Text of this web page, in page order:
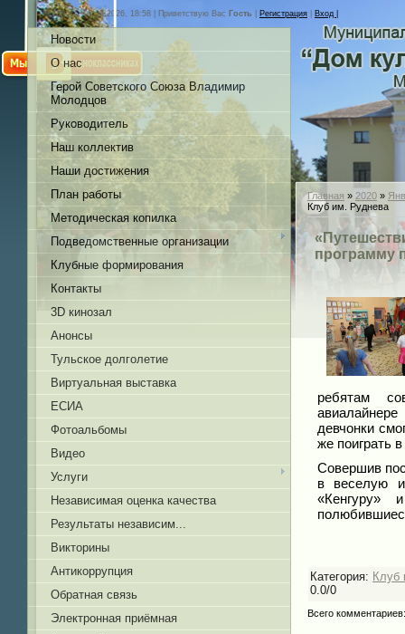
Суббота, 08.08.2026, 18:58 | Приветствую Вас Гость Регистрация Вход |
Новости
О нас
Герой Советского Союза Владимир
Молодцов
Руководитель
Наш коллектив
Наши достижения
План работы
Методическая копилка
Подведомственные организации
Клубные формирования
Контакты
3D кинозал
Анонсы
Тульское долголетие
Виртуальная выставка
ЕСИА
Фотоальбомы
Видео
Услуги
Независимая оценка качества
Результаты независим...
Викторины
Антикоррупция
Обратная связь
Электронная приёмная
Главная » 2020 »
Клуб им. Руднева
программу
ребятам
девчонки
же поиграть
Совершив
в веселую
Категория: Клуб
0.0/0
Всего комментариев